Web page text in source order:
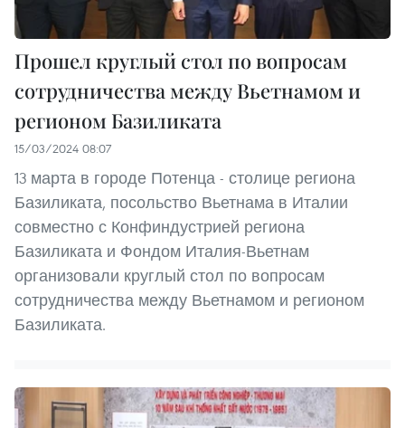
Прошел круглый стол по вопросам
сотрудничества между Вьетнамом и
регионом Базиликата
15/03/2024 08:07
13 марта в городе Потенца - столице региона
Базиликата, посольство Вьетнама в Италии
совместно с Конфиндустрией региона
Базиликата и Фондом Италия-Вьетнам
организовали круглый стол по вопросам
сотрудничества между Вьетнамом и регионом
Базиликата.